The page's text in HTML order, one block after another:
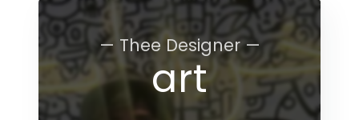
— Thee Designer —
art